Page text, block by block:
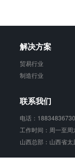
解决方案
贸易行业
制造行业
联系我们
电话：18834836730
工作时间：周一至
山西总部：山西省